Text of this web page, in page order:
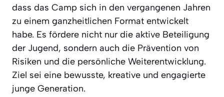
dass das Camp sich in den vergangenen Jahren
zu einem ganzheitlichen Format entwickelt
habe. Es fördere nicht nur die aktive Beteiligung
der Jugend, sondern auch die Prävention von
Risiken und die persönliche Weiterentwicklung.
Ziel sei eine bewusste, kreative und engagierte
junge Generation.